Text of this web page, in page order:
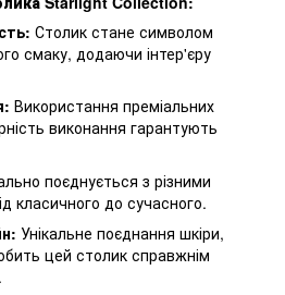
Столик стане символом
смаку, додаючи інтер'єру
Використання преміальних
виконання гарантують
поєднується з різними
класичного до сучасного.
Унікальне поєднання шкіри,
цей столик справжнім